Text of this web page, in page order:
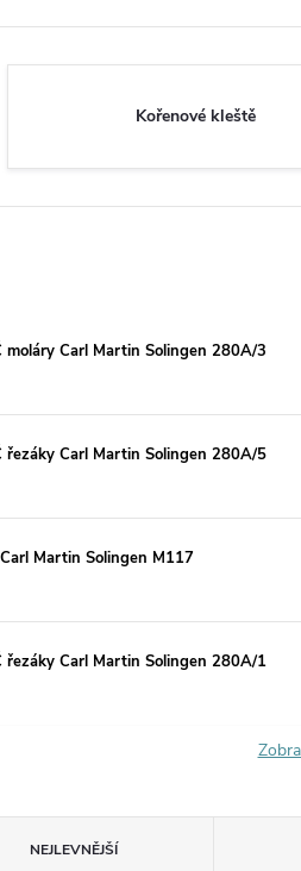
Kořenové kleště
moláry Carl Martin Solingen 280A/3
řezáky Carl Martin Solingen 280A/5
Martin Solingen M117
řezáky Carl Martin Solingen 280A/1
NEJLEVNĚJŠÍ